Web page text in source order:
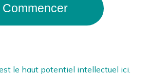
Commencer
le haut potentiel intellectuel ici.